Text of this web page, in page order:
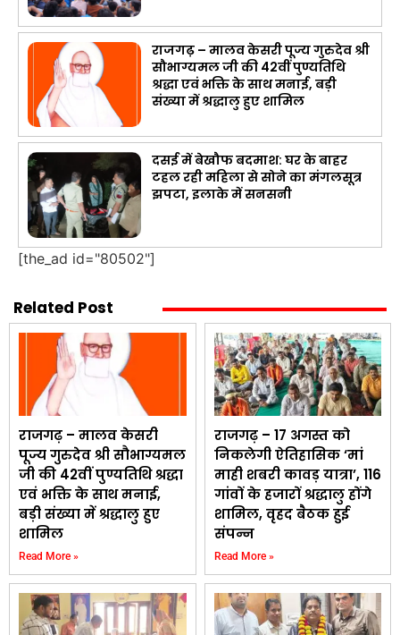
राजगढ़ – मालव केसरी पूज्य गुरुदेव श्री
सौभाग्यमल जी की 42वीं पुण्यतिथि
श्रद्धा एवं भक्ति के साथ मनाई, बड़ी
संख्या में श्रद्धालु हुए शामिल
दसई में बेखौफ बदमाश: घर के बाहर
टहल रही महिला से सोने का मंगलसूत्र
झपटा, इलाके में सनसनी
[the_ad id="80502"]
Related Post
राजगढ़ – मालव केसरी
पूज्य गुरुदेव श्री सौभाग्यमल
जी की 42वीं पुण्यतिथि श्रद्धा
एवं भक्ति के साथ मनाई,
बड़ी संख्या में श्रद्धालु हुए
शामिल
Read More »
राजगढ़ – 17 अगस्त को
निकलेगी ऐतिहासिक ‘मां
माही शबरी कावड़ यात्रा’, 116
गांवों के हजारों श्रद्धालु होंगे
शामिल, वृहद बैठक हुई
संपन्न
Read More »